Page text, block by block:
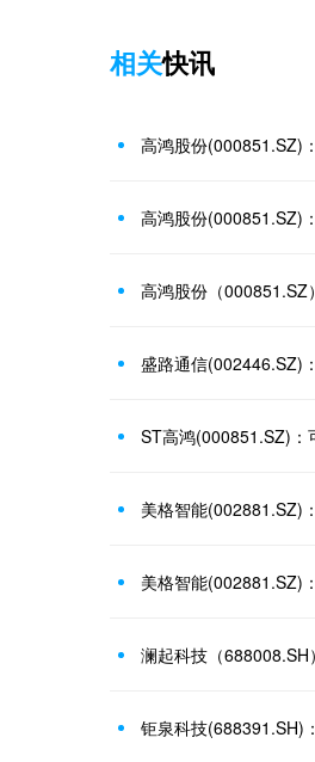
相关快讯
高鸿股份(000851.SZ)
高鸿股份（000851.SZ
盛路通信(002446.SZ)
ST高鸿(000851.SZ)：
美格智能(002881.SZ)
钜泉科技(688391.SH)